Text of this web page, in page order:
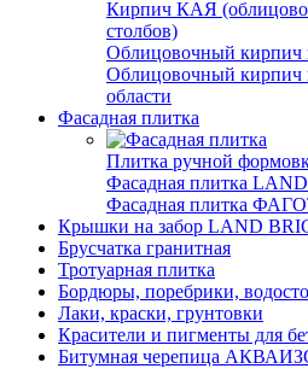
Кирпич КАЯ
столбов)
Облицовочный кирпич
Облицовочный кирпич
области
Фасадная плитка
Плитка ручной
Фасадная плитка
Фасадная плитка
Крышки на забор LAND
Брусчатка гранитная
Тротуарная плитка
Бордюры, поребрики,
Лаки, краски, грунтовки
Красители и пигменты для
Битумная черепица